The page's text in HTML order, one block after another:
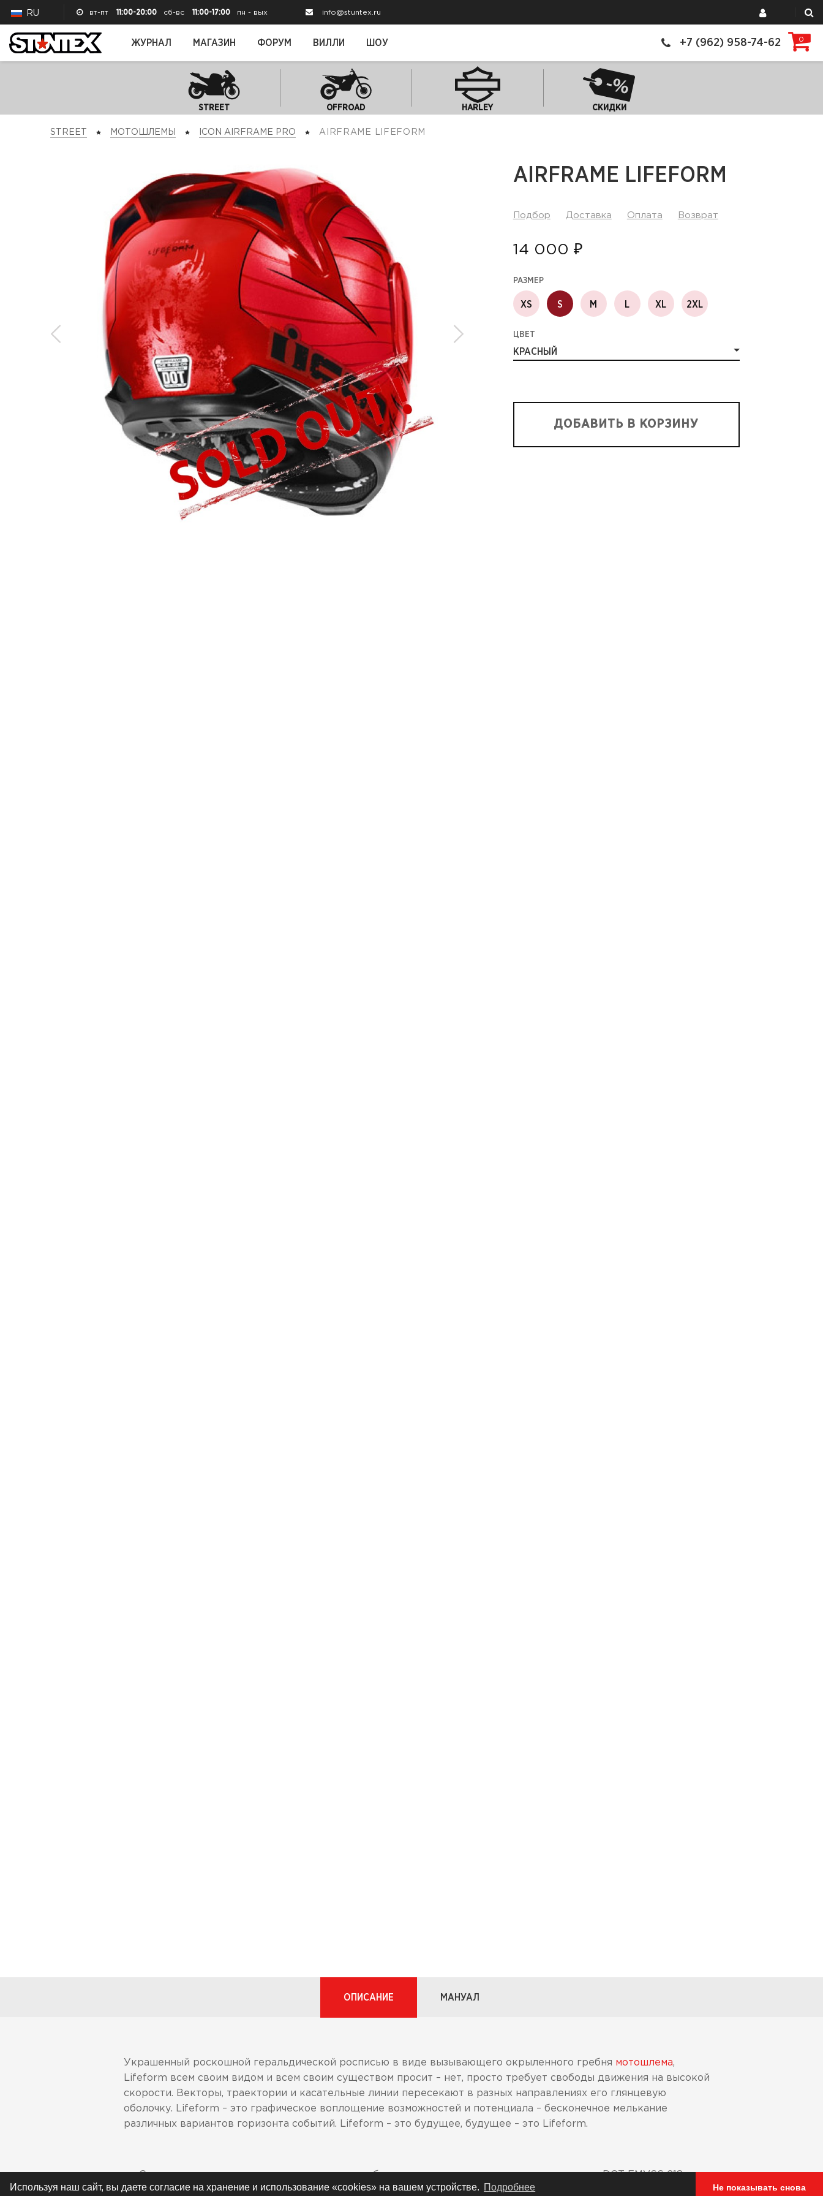
Используя наш сайт, вы даете согласие на хранение и использование «cookies» на вашем устройстве. Подробнее Не показывать снова
RU вт-пт 11:00-20:00 сб-вс 11:00-17:00 пн - вых info@stuntex.ru
ЖУРНАЛ МАГАЗИН ФОРУМ ВИЛЛИ ШОУ +7 (962) 958-74-62 0
STREET OFFROAD HARLEY СКИДКИ
STREET МОТОШЛЕМЫ ICON AIRFRAME PRO AIRFRAME LIFEFORM
AIRFRAME LIFEFORM
Подбор Доставка Оплата Возврат
14 000 ₽
РАЗМЕР
XS S M L XL 2XL
ЦВЕТ
КРАСНЫЙ
ДОБАВИТЬ В КОРЗИНУ
ОПИСАНИЕ МАНУАЛ
Украшенный роскошной геральдической росписью в виде вызывающего окрыленного гребня мотошлема,
Lifeform всем своим видом и всем своим существом просит – нет, просто требует свободы движения на высокой
скорости. Векторы, траектории и касательные линии пересекают в разных направлениях его глянцевую
оболочку. Lifeform – это графическое воплощение возможностей и потенциала – бесконечное мелькание
различных вариантов горизонта событий. Lifeform – это будущее, будущее – это Lifeform.
Соответствует всем мировым стандартам по безопасности и испытательным стандартам: DOT FMVSS 218
(США), ECE 22-05 (Европа), SAI AS1698 (Австралия) и SG (Япония). Не поставляется с маркировкой